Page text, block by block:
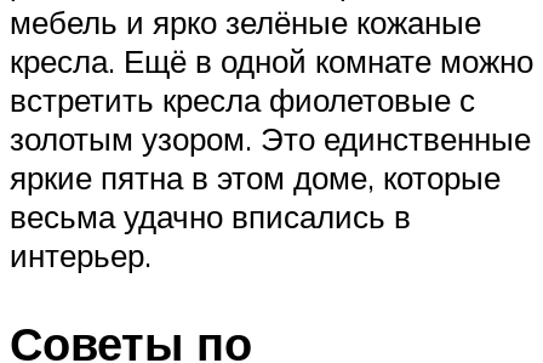
мебель и ярко зелёные кожаные
кресла. Ещё в одной комнате можно
встретить кресла фиолетовые с
золотым узором. Это единственные
яркие пятна в этом доме, которые
весьма удачно вписались в
интерьер.
Советы по